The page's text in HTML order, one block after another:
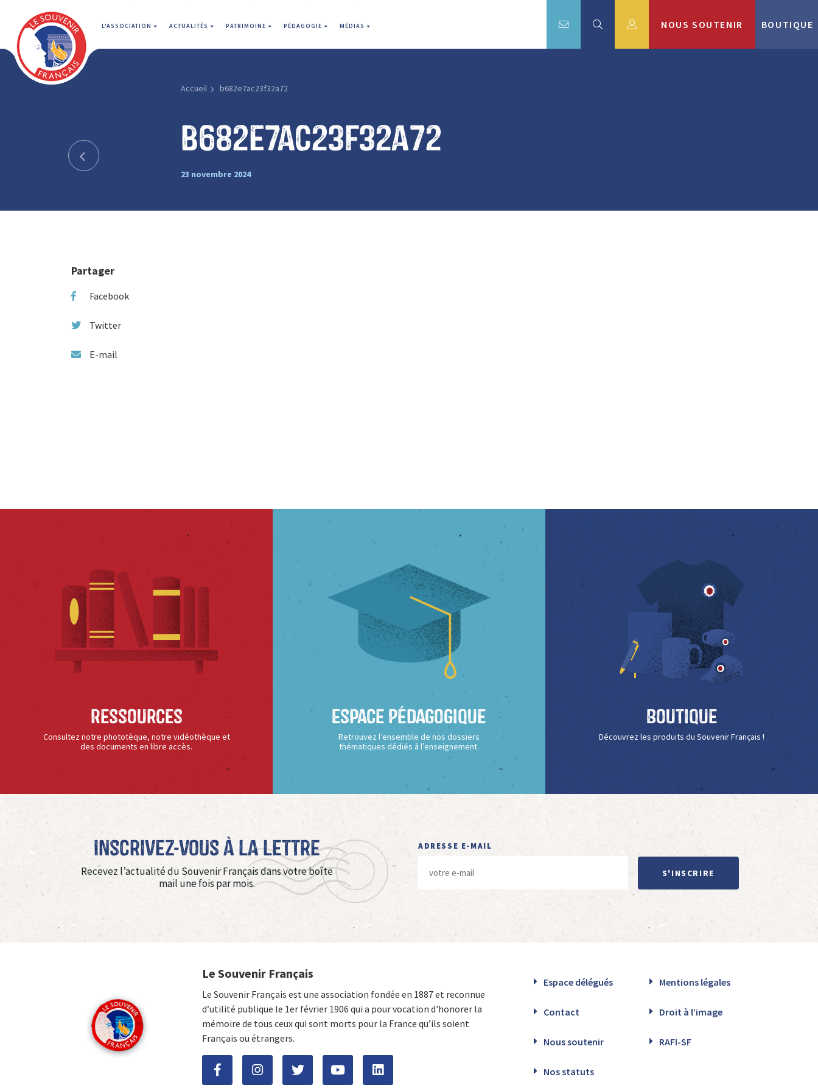
L'ASSOCIATION ACTUALITÉS PATRIMOINE PÉDAGOGIE MÉDIAS NOUS SOUTENIR BOUTIQUE
Accueil b682e7ac23f32a72
b682e7ac23f32a72
23 novembre 2024
Partager
Facebook
Twitter
E-mail
Ressources
Consultez notre phototèque, notre vidéothèque et
des documents en libre accès.
Espace Pédagogique
Retrouvez l’ensemble de nos dossiers
thématiques dédiés à l’enseignement.
Boutique
Découvrez les produits du Souvenir Français !
Inscrivez-vous à La Lettre
Recevez l’actualité du Souvenir Français dans votre boîte
mail une fois par mois.
ADRESSE E-MAIL
S'INSCRIRE
Le Souvenir Français
Le Souvenir Français est une association fondée en 1887 et reconnue
d’utilité publique le 1er février 1906 qui a pour vocation d'honorer la
mémoire de tous ceux qui sont morts pour la France qu’ils soient
Français ou étrangers.
Espace délégués Mentions légales
Contact Droit à l’image
Nous soutenir RAFI-SF
Nos statuts